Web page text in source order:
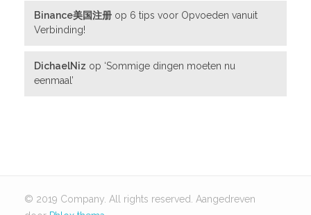
Binance美国注册 op 6 tips voor Opvoeden vanuit
Verbinding!
DichaelNiz op ‘Sommige dingen moeten nu
eenmaal’
© 2019 Company. All rights reserved.
Aangedreven